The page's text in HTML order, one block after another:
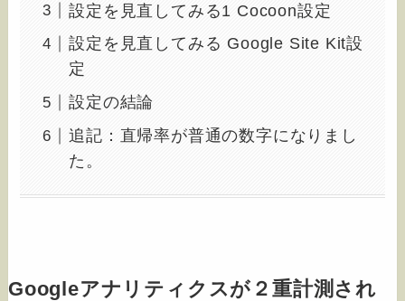
設定を見直してみる1 Cocoon設定
設定を見直してみる Google Site Kit設
定
設定の結論
追記：直帰率が普通の数字になりまし
た。
Googleアナリティクスが２重計測され